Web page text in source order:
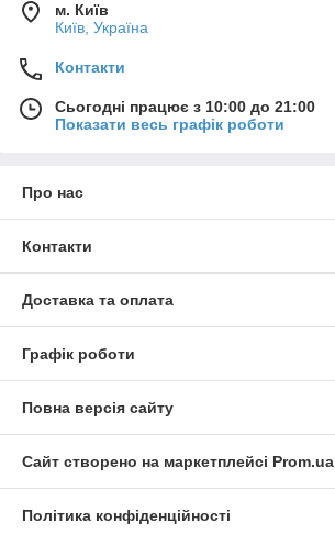
м. Київ
Київ, Україна
Контакти
Сьогодні працює з 10:00 до 21:00
Показати весь графік роботи
Про нас
Контакти
Доставка та оплата
Графік роботи
Повна версія сайту
Сайт створено на маркетплейсі Prom.ua
Політика конфіденційності